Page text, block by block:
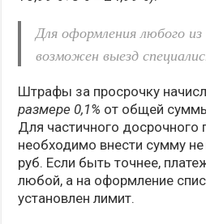
Для оформления любого
возможен выезд
Штрафы за просрочку
размере 0,1% от общей
Для частичного досрочного
необходимо внести сумму
руб. Если быть точнее,
любой, а на оформление
установлен лимит.